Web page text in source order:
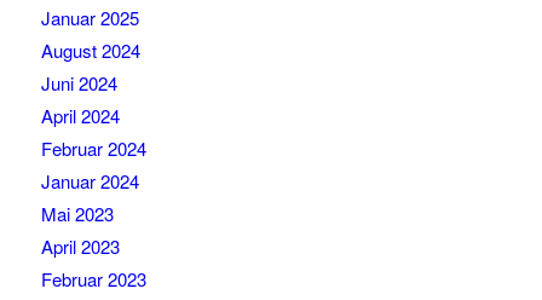
Januar 2025
August 2024
Juni 2024
April 2024
Februar 2024
Januar 2024
Mai 2023
April 2023
Februar 2023